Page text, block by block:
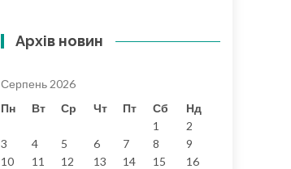
Архів новин
Серпень 2026
Пн
Вт Ср Чт Пт Сб
Нд
1
2
3
4 5 6 7 8
9
10
11 12 13 14 15
16